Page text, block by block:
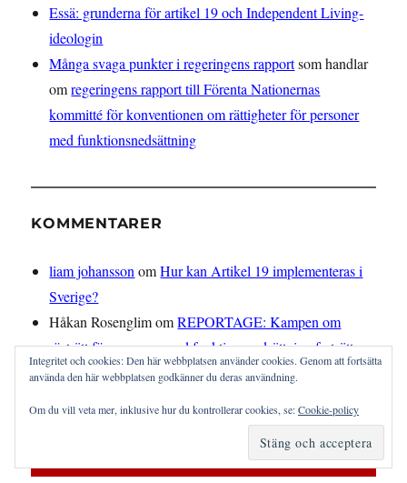
Essä: grunderna för artikel 19 och Independent Living-
ideologin
Många svaga punkter i regeringens rapportsom handlar
omregeringens rapport till Förenta Nationernas
kommitté för konventionen om rättigheter för personer
med funktionsnedsättning
KOMMENTARER
liam johansson omHur kan Artikel 19 implementeras i
Sverige?
Håkan RosenglimomREPORTAGE: Kampen om
rösträtt för personer med funktionsnedsättning fortsätter
Artikel 19 på Facebook
Integritet och cookies: Den här webbplatsen använder cookies. Genom att fortsätta
använda den här webbplatsen godkänner du deras användning.
Om du vill veta mer, inklusive hur du kontrollerar cookies, se:Cookie-policy